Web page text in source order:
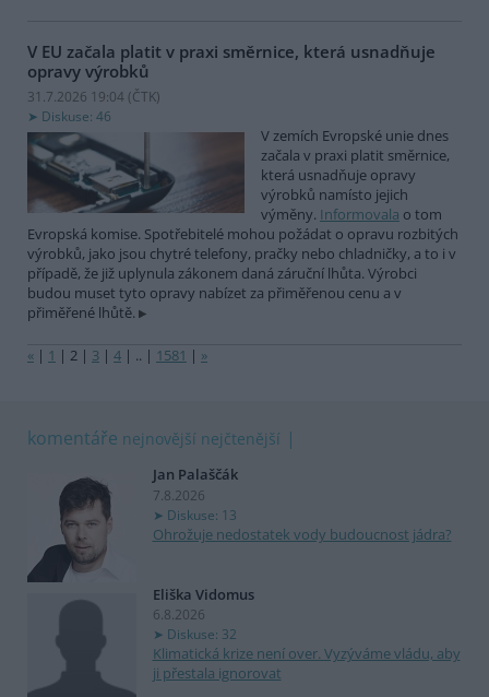
V EU začala platit v praxi směrnice, která usnadňuje
opravy výrobků
31.7.2026 19:04 (ČTK)
Diskuse: 46
V zemích Evropské unie dnes
začala v praxi platit směrnice,
která usnadňuje opravy
výrobků namísto jejich
výměny. Informovala o tom
Evropská komise. Spotřebitelé mohou požádat o opravu rozbitých
výrobků, jako jsou chytré telefony, pračky nebo chladničky, a to i v
případě, že již uplynula zákonem daná záruční lhůta. Výrobci
budou muset tyto opravy nabízet za přiměřenou cenu a v
přiměřené lhůtě.
« | 1 | 2 | 3 | 4 | .. | 1581 | »
komentáře nejnovější nejčtenější
Jan Palaščák
7.8.2026
Diskuse: 13
Ohrožuje nedostatek vody budoucnost jádra?
Eliška Vidomus
6.8.2026
Diskuse: 32
Klimatická krize není over. Vyzýváme vládu, aby
ji přestala ignorovat